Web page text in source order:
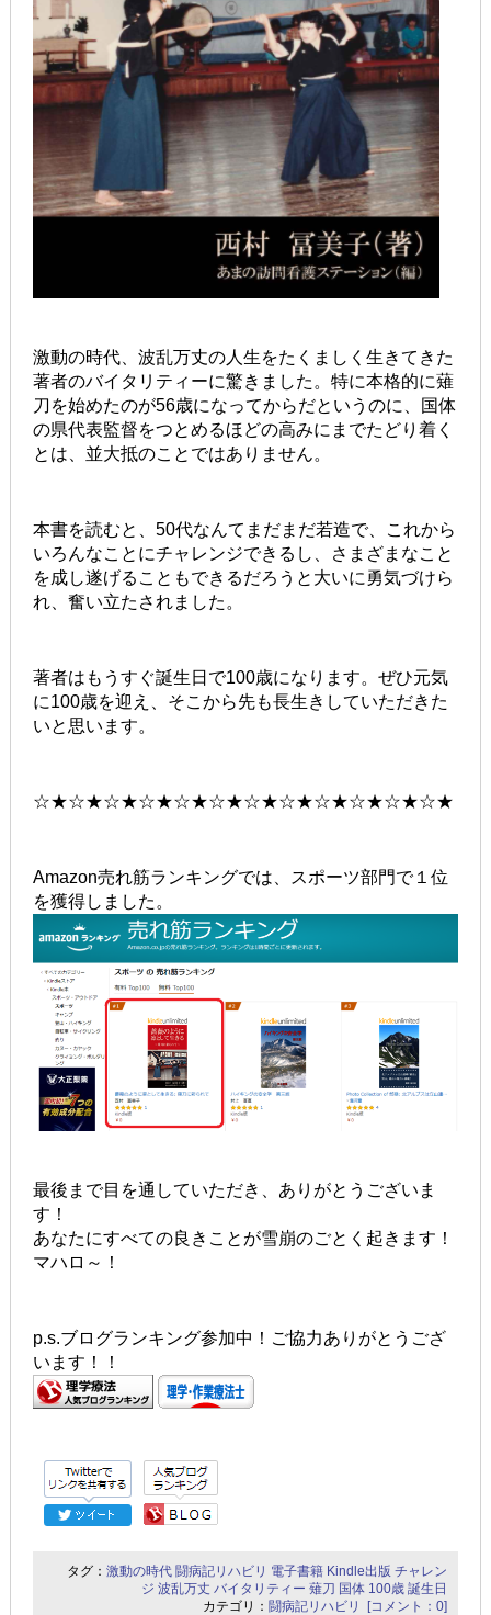
激動の時代、波乱万丈の人生をたくましく生きてきた
著者のバイタリティーに驚きました。特に本格的に薙
刀を始めたのが56歳になってからだというのに、国体
の県代表監督をつとめるほどの高みにまでたどり着く
とは、並大抵のことではありません。
本書を読むと、50代なんてまだまだ若造で、これから
いろんなことにチャレンジできるし、さまざまなこと
を成し遂げることもできるだろうと大いに勇気づけら
れ、奮い立たされました。
著者はもうすぐ誕生日で100歳になります。ぜひ元気
に100歳を迎え、そこから先も長生きしていただきた
いと思います。
☆★☆★☆★☆★☆★☆★☆★☆★☆★☆★☆★☆★
Amazon売れ筋ランキングでは、スポーツ部門で１位
を獲得しました。
最後まで目を通していただき、ありがとうございま
す！
あなたにすべての良きことが雪崩のごとく起きます！
マハロ～！
p.s.ブログランキング参加中！ご協力ありがとうござ
います！！
タグ：激動の時代 闘病記リハビリ 電子書籍 Kindle出版 チャレン
ジ 波乱万丈 バイタリティー 薙刀 国体 100歳 誕生日
カテゴリ：闘病記リハビリ [コメント：0]